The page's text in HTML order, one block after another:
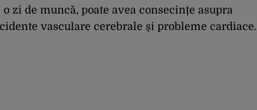
zi de muncă, poate avea consecințe asupra
vasculare cerebrale și probleme cardiace.